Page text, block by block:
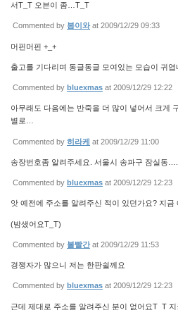
서T_T 오븐이 좀…T_T
Commented by 봄이와at 2009/12/29 09:33
머핀머핀 +_+
출고를 기다리며 동글동글 모여있는 모습이 귀엽
Commented by bluexmas at 2009/12/29 12:22
아무래도 다음에는 반죽을 더 많이 넣어서 크게
별로…
Commented by 히라케 at 2009/12/29 11:00
송장번호좀 알려주세요. 서울시 송파구 잠실동
Commented by bluexmas at 2009/12/29 12:23
앗 예전에 주소를 알려주신 적이 있던가요? 지
(밤샜어요T_T)
Commented by 볼빨간at 2009/12/29 11:53
경쟁자가 많으니 저는 한판쉴께요
Commented by bluexmas at 2009/12/29 12:23
근데 제대로 주소를 알려주신 분이 없어요T_T